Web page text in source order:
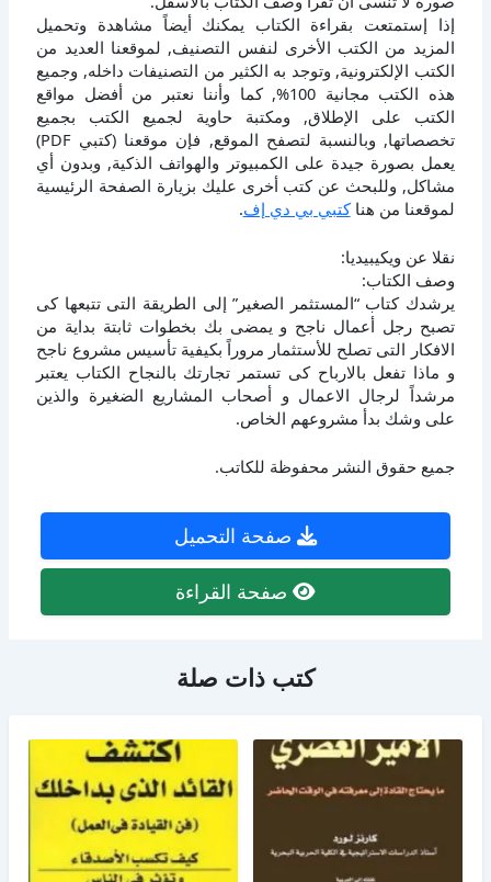
إذا إستمتعت بقراءة الكتاب يمكنك أيضاً مشاهدة وتحميل
المزيد من الكتب الأخرى لنفس التصنيف, لموقعنا العديد من
الكتب الإلكترونية, وتوجد به الكثير من التصنيفات داخله, وجميع
هذه الكتب مجانية 100%, كما وأننا نعتبر من أفضل مواقع
الكتب على الإطلاق, ومكتبة حاوية لجميع الكتب بجميع
تخصصاتها, وبالنسبة لتصفح الموقع, فإن موقعنا (كتبي PDF)
يعمل بصورة جيدة على الكمبيوتر والهواتف الذكية, وبدون أي
مشاكل, وللبحث عن كتب أخرى عليك بزيارة الصفحة الرئيسية
لموقعنا من هناكتبي بي دي إف.
نقلا عن ويكيبيديا:
وصف الكتاب:
يرشدك كتاب “المستثمر الصغير” إلى الطريقة التى تتبعها كى
تصبح رجل أعمال ناجح و يمضى بك بخطوات ثابتة بداية من
الافكار التى تصلح للأستثمار مروراً بكيفية تأسيس مشروع ناجح
و ماذا تفعل بالارباح كى تستمر تجارتك بالنجاح الكتاب يعتبر
مرشداً لرجال الاعمال و أصحاب المشاريع الضغيرة والذين
على وشك بدأ مشروعهم الخاص.
جميع حقوق النشر محفوظة للكاتب.
صفحة التحميل
صفحة القراءة
كتب ذات صلة